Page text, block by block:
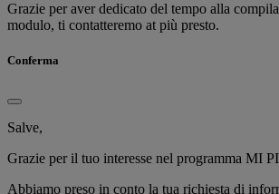
Grazie per aver dedicato del tempo alla
modulo, ti contatteremo at più presto.
Conferma
Salve,
Grazie per il tuo interesse nel programma MI
Abbiamo preso in conto la tua richiesta di